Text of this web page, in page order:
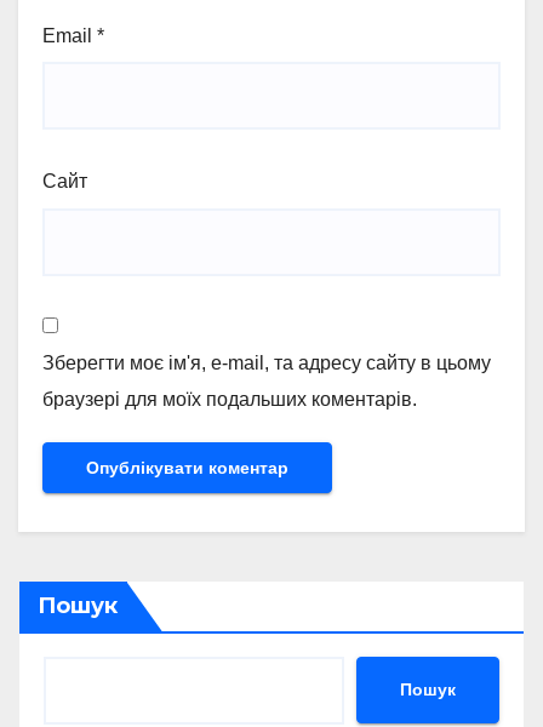
Email *
Сайт
Зберегти моє ім'я, e-mail, та адресу сайту в цьому
браузері для моїх подальших коментарів.
Пошук
Пошук